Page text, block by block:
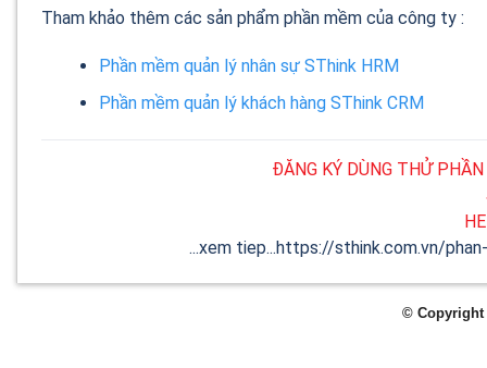
Tham khảo thêm các sản phẩm phần mềm của công ty :
Phần mềm quản lý nhân sự SThink HRM
Phần mềm quản lý khách hàng SThink CRM
ĐĂNG KÝ DÙNG THỬ
...xem tiep...https://sthink.com.vn/
© Copyright